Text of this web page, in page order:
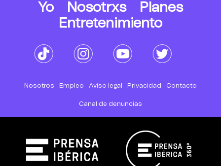
Yo Nosotrxs
Planes
Entretenimiento
Nosotros Empleo Aviso legal Privacidad Contacto
Canal de denuncias